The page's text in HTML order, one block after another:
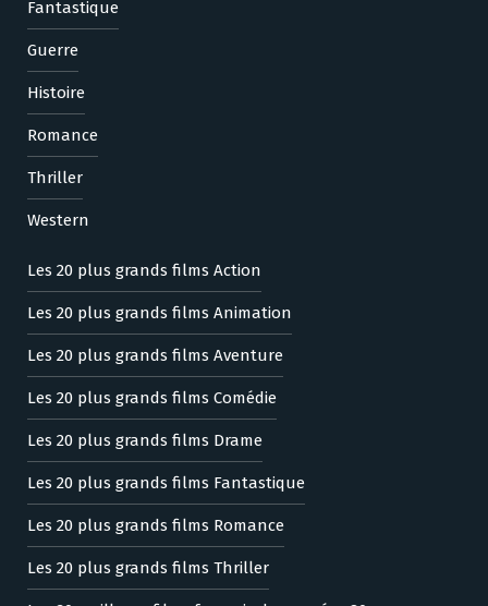
Fantastique
Guerre
Histoire
Romance
Thriller
Western
Les 20 plus grands films Action
Les 20 plus grands films Animation
Les 20 plus grands films Aventure
Les 20 plus grands films Comédie
Les 20 plus grands films Drame
Les 20 plus grands films Fantastique
Les 20 plus grands films Romance
Les 20 plus grands films Thriller